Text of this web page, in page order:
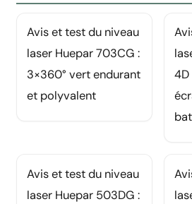
Avis et test du niveau
laser Huepar 703CG :
3×360° vert endurant
et polyvalent
Avis et test du niveau
laser Huepar 503DG :